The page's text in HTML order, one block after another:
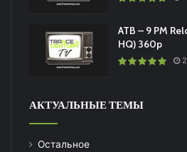
ATB – 9 PM
HQ) 360p
АКТУАЛЬНЫЕ ТЕМЫ
Остальное